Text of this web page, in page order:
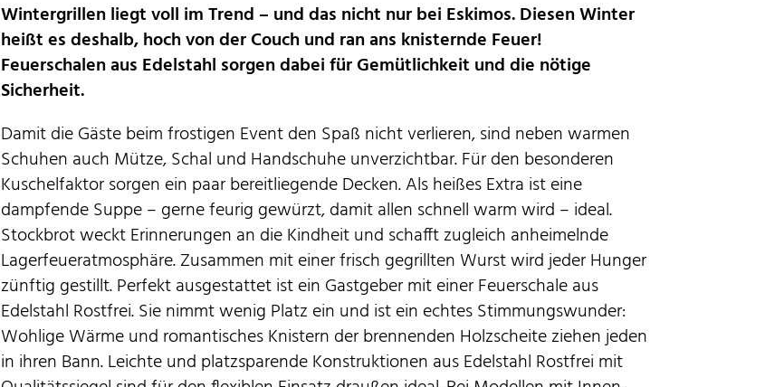
Wintergrillen liegt voll im Trend – und das nicht nur bei Eskimos. Diesen Winter
heißt es deshalb, hoch von der Couch und ran ans knisternde Feuer!
Feuerschalen aus Edelstahl sorgen dabei für Gemütlichkeit und die nötige
Sicherheit.
Damit die Gäste beim frostigen Event den Spaß nicht verlieren, sind neben warmen
Schuhen auch Mütze, Schal und Handschuhe unverzichtbar. Für den besonderen
Kuschelfaktor sorgen ein paar bereitliegende Decken. Als heißes Extra ist eine
dampfende Suppe – gerne feurig gewürzt, damit allen schnell warm wird – ideal.
Stockbrot weckt Erinnerungen an die Kindheit und schafft zugleich anheimelnde
Lagerfeueratmosphäre. Zusammen mit einer frisch gegrillten Wurst wird jeder Hunger
zünftig gestillt. Perfekt ausgestattet ist ein Gastgeber mit einer Feuerschale aus
Edelstahl Rostfrei. Sie nimmt wenig Platz ein und ist ein echtes Stimmungswunder:
Wohlige Wärme und romantisches Knistern der brennenden Holzscheite ziehen jeden
in ihren Bann. Leichte und platzsparende Konstruktionen aus Edelstahl Rostfrei mit